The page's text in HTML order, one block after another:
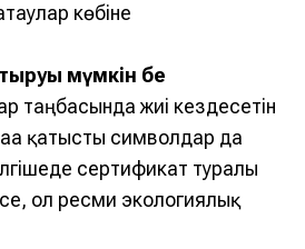
көбіне
мүмкін бе
таңбасында жиі кездесетін
қатысты символдар да
сертификат туралы
ол ресми экологиялық